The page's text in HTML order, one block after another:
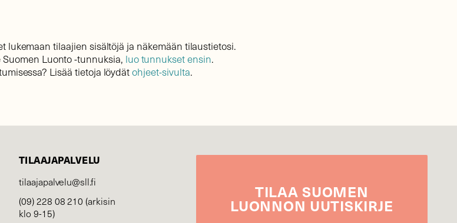
lukemaan tilaajien sisältöjä ja näkemään tilaustietosi.
Suomen Luonto -tunnuksia, luo tunnukset ensin.
Lisää tietoja löydätohjeet-sivulta.
TILAAJAPALVELU
tilaajapalvelu@sll.fi
(09) 228 08 210 (arkisin
klo 9-15)
TILAASUOMEN
LUONNON UUTIS­KIRJE